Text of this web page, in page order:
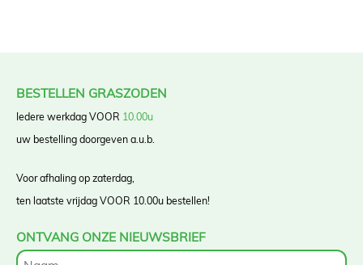
BESTELLEN GRASZODEN
Iedere werkdag VOOR 10.00u
uw bestelling doorgeven a.u.b.
Voor afhaling op zaterdag,
ten laatste vrijdag VOOR 10.00u bestellen!
ONTVANG ONZE NIEUWSBRIEF